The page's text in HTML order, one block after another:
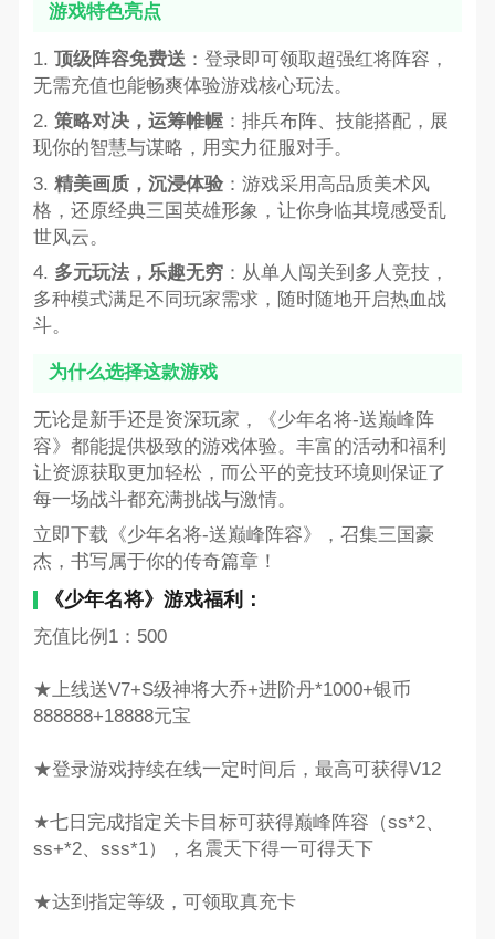
游戏特色亮点
1. 顶级阵容免费送：登录即可领取超强红将阵容，
无需充值也能畅爽体验游戏核心玩法。
2. 策略对决，运筹帷幄：排兵布阵、技能搭配，展
现你的智慧与谋略，用实力征服对手。
3. 精美画质，沉浸体验：游戏采用高品质美术风
格，还原经典三国英雄形象，让你身临其境感受乱
世风云。
4. 多元玩法，乐趣无穷：从单人闯关到多人竞技，
多种模式满足不同玩家需求，随时随地开启热血战
斗。
为什么选择这款游戏
无论是新手还是资深玩家，《少年名将-送巅峰阵
容》都能提供极致的游戏体验。丰富的活动和福利
让资源获取更加轻松，而公平的竞技环境则保证了
每一场战斗都充满挑战与激情。
立即下载《少年名将-送巅峰阵容》，召集三国豪
杰，书写属于你的传奇篇章！
《少年名将》游戏福利：
充值比例1：500
★上线送V7+S级神将大乔+进阶丹*1000+银币
888888+18888元宝
★登录游戏持续在线一定时间后，最高可获得V12
★七日完成指定关卡目标可获得巅峰阵容（ss*2、
ss+*2、sss*1），名震天下得一可得天下
★达到指定等级，可领取真充卡